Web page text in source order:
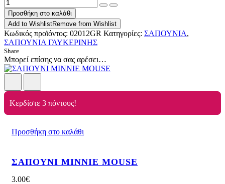
Προσθήκη στο καλάθι
Add to WishlistRemove from Wishlist
Κωδικός προϊόντος: 02012GR Κατηγορίες: ΣΑΠΟΥΝΙΑ,
ΣΑΠΟΥΝΙΑ ΓΛΥΚΕΡΙΝΗΣ
Share
Μπορεί επίσης να σας αρέσει…
Κερδίστε 3 πόντους!
Προσθήκη στο καλάθι
ΣΑΠΟΥΝΙ MINNIE MOUSE
3.00€